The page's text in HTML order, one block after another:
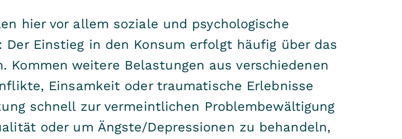
hier vor allem soziale und psychologische
Einstieg in den Konsum erfolgt häufig über das
Kommen weitere Belastungen aus verschiedenen
Einsamkeit oder traumatische Erlebnisse
schnell zur vermeintlichen Problembewältigung
oder um Ängste/Depressionen zu behandeln,